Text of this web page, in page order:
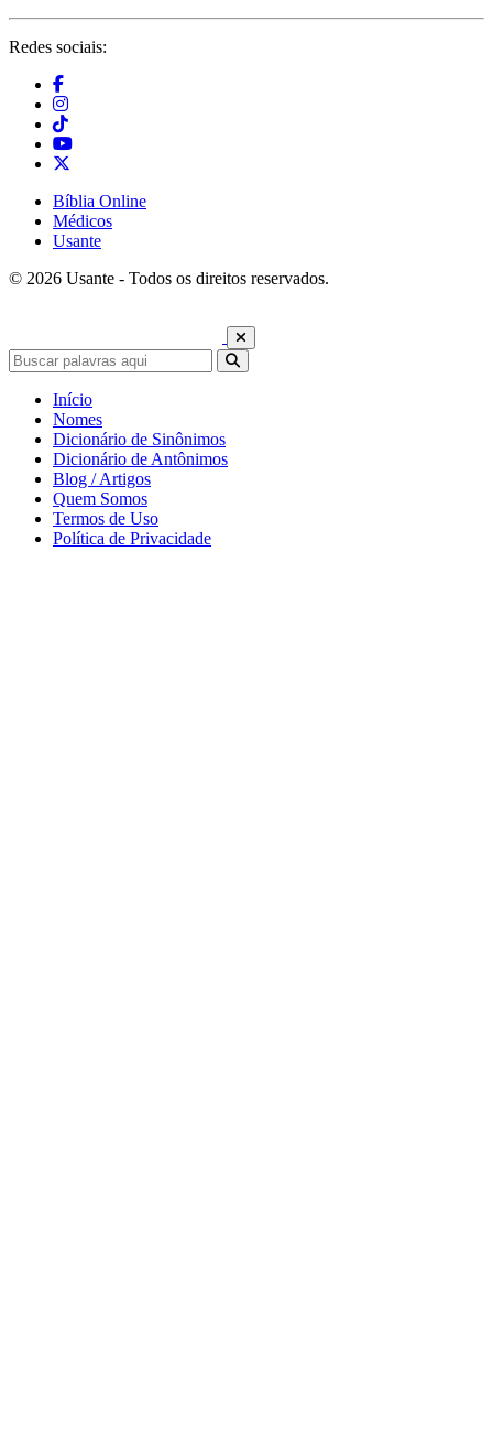
Redes sociais:
Bíblia Online
Médicos
Usante
© 2026 Usante - Todos os direitos reservados.
Início
Nomes
Dicionário de Sinônimos
Dicionário de Antônimos
Blog / Artigos
Quem Somos
Termos de Uso
Política de Privacidade